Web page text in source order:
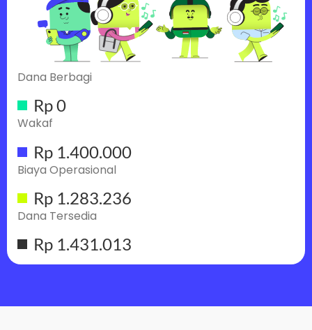
Dana Berbagi
Rp 0
Wakaf
Rp 1.400.000
Biaya Operasional
Rp 1.283.236
Dana Tersedia
Rp 1.431.013